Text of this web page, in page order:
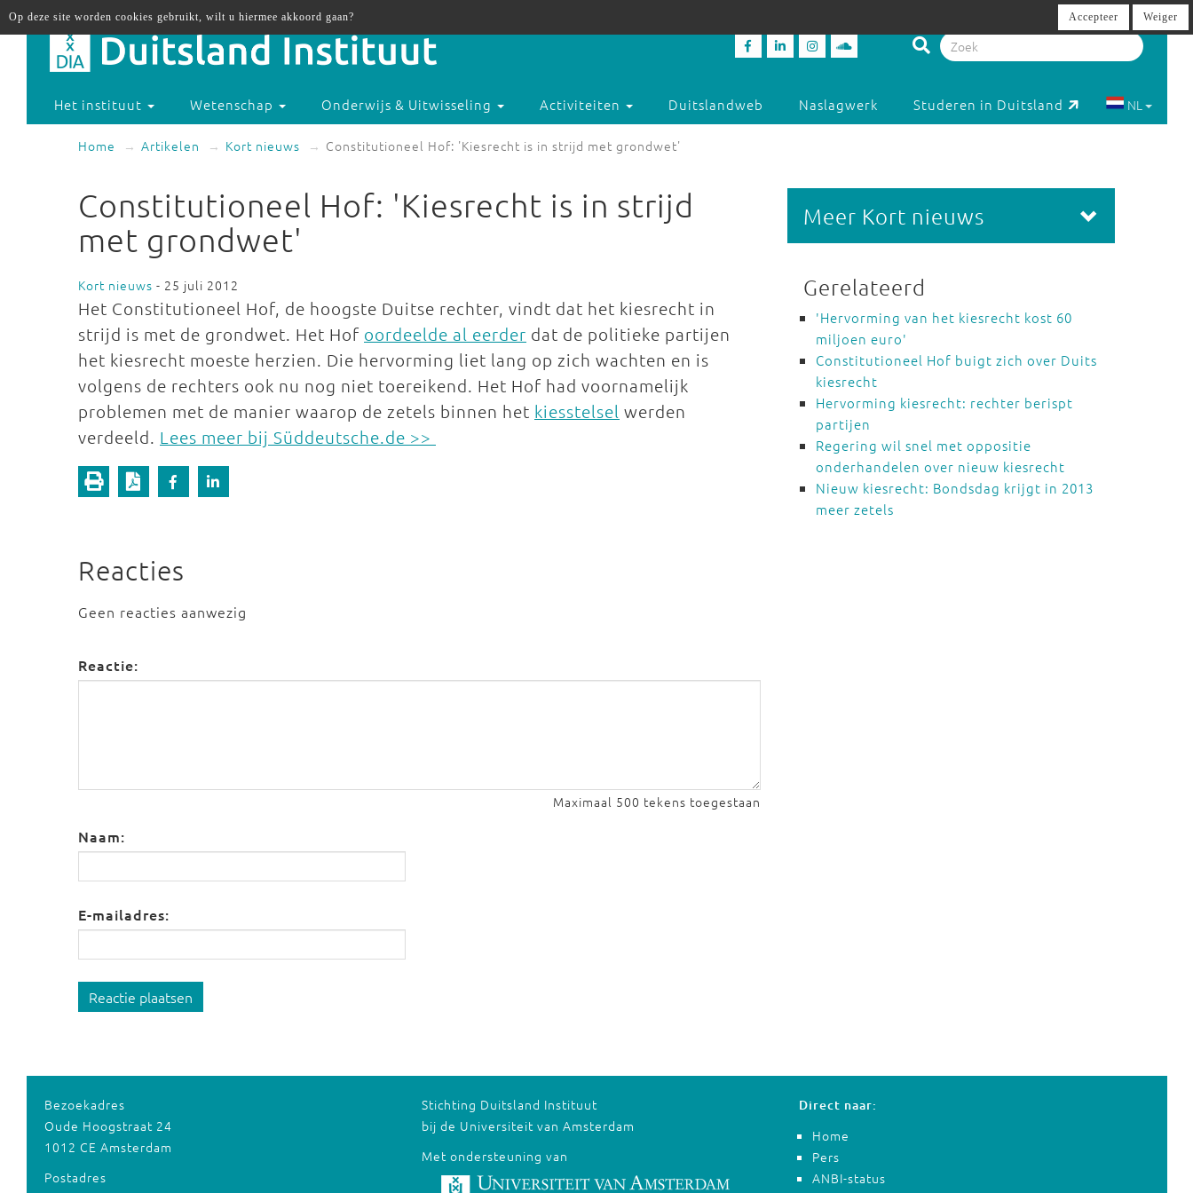
Het instituut Wetenschap Onderwijs & Uitwisseling Activiteiten Duitslandweb Naslagwerk Studeren in Duitsland NL
Home Artikelen Kort nieuws Constitutioneel Hof: 'Kiesrecht is in strijd met grondwet'
Constitutioneel Hof: 'Kiesrecht is in strijd
met grondwet'
Kort nieuws - 25 juli 2012
Het Constitutioneel Hof, de hoogste Duitse rechter, vindt dat het kiesrecht in
strijd is met de grondwet. Het Hof oordeelde al eerder dat de politieke partijen
het kiesrecht moeste herzien. Die hervorming liet lang op zich wachten en is
volgens de rechters ook nu nog niet toereikend. Het Hof had voornamelijk
problemen met de manier waarop de zetels binnen het kiesstelsel werden
verdeeld. Lees meer bij Süddeutsche.de >>
Reacties
Geen reacties aanwezig
Reactie:
Maximaal 500 tekens toegestaan
Naam:
E-mailadres:
Reactie plaatsen
Meer Kort nieuws
Gerelateerd
'Hervorming van het kiesrecht kost 60
miljoen euro'
Constitutioneel Hof buigt zich over Duits
kiesrecht
Hervorming kiesrecht: rechter berispt
partijen
Regering wil snel met oppositie
onderhandelen over nieuw kiesrecht
Nieuw kiesrecht: Bondsdag krijgt in 2013
meer zetels
Bezoekadres
Oude Hoogstraat 24
1012 CE Amsterdam
Postadres
Stichting Duitsland Instituut
bij de Universiteit van Amsterdam
Met ondersteuning van
Direct naar:
Home
Pers
ANBI-status
Op deze site worden cookies gebruikt, wilt u hiermee akkoord gaan? Accepteer Weiger